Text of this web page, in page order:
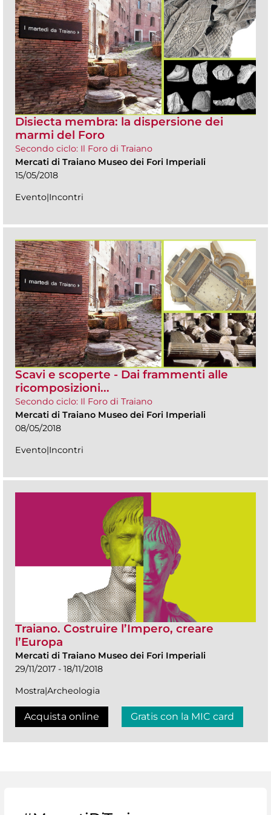
Disiecta membra: la dispersione dei
marmi del Foro
Secondo ciclo: Il Foro di Traiano
Mercati di Traiano Museo dei Fori Imperiali
15/05/2018
Evento|Incontri
Scavi e scoperte - Dai frammenti alle
ricomposizioni...
Secondo ciclo: Il Foro di Traiano
Mercati di Traiano Museo dei Fori Imperiali
08/05/2018
Evento|Incontri
Traiano. Costruire l’Impero, creare
l’Europa
Mercati di Traiano Museo dei Fori Imperiali
29/11/2017 - 18/11/2018
Mostra|Archeologia
Acquista online Gratis con la MIC card